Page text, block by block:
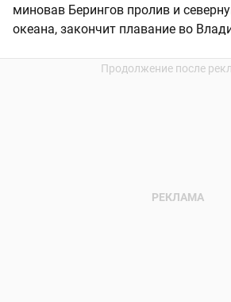
миновав Берингов пролив и
океана, закончит плавание во